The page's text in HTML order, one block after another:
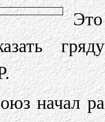
начал